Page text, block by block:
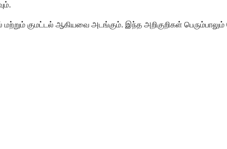
குமட்டல் ஆகியவை அடங்கும். இந்த அறிகுறிகள்